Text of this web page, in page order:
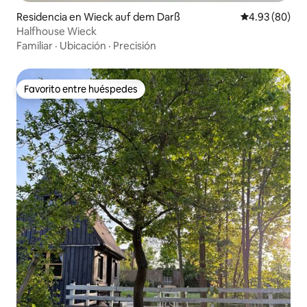
Residencia en Wieck auf dem Darß Calificación
4.93 (80)
Halfhouse Wieck
Familiar · Ubicación · Precisión
Favorito entre huéspedes
Favorito entre huéspedes